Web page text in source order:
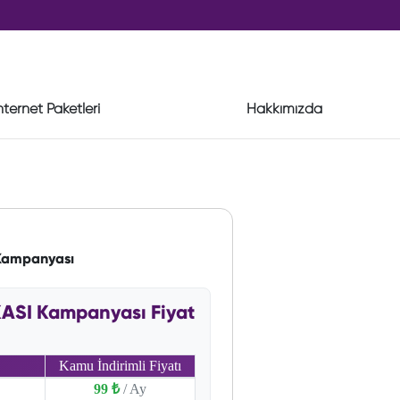
Paketleri Hakkımızda
Kampanyası Fiyat
Kamu İndirimli Fiyatı
99 ₺ / Ay